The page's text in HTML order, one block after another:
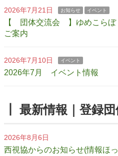
2026年7月21日 お知らせ イベント
【 団体交流会 】ゆめこらぼ
ご案内
2026年7月10日 イベント
2026年7月 イベント情報
┃ 最新情報｜登録
2026年8月6日
西視協からのお知らせ(情報ほ